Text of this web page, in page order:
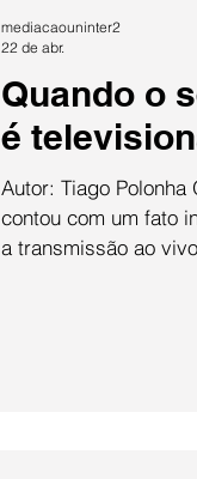
segundo a Folh
Quando o
é
Autor: Tiago
contou com um fato
a transmissão ao
mediacaouninter2
22 de abr.